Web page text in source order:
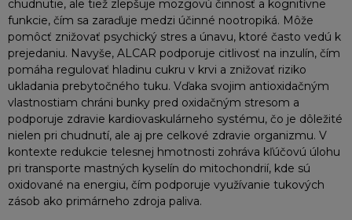
chudnutie, ale tiež zlepšuje mozgovú činnosť a kognitívne
funkcie, čím sa zaraďuje medzi účinné nootropiká. Môže
pomôcť znižovať psychický stres a únavu, ktoré často vedú k
prejedaniu. Navyše, ALCAR podporuje citlivosť na inzulín, čím
pomáha regulovať hladinu cukru v krvi a znižovať riziko
ukladania prebytočného tuku. Vďaka svojim antioxidačným
vlastnostiam chráni bunky pred oxidačným stresom a
podporuje zdravie kardiovaskulárneho systému, čo je dôležité
nielen pri chudnutí, ale aj pre celkové zdravie organizmu. V
kontexte redukcie telesnej hmotnosti zohráva kľúčovú úlohu
pri transporte mastných kyselín do mitochondrií, kde sú
oxidované na energiu, čím podporuje využívanie tukových
zásob ako primárneho zdroja paliva.